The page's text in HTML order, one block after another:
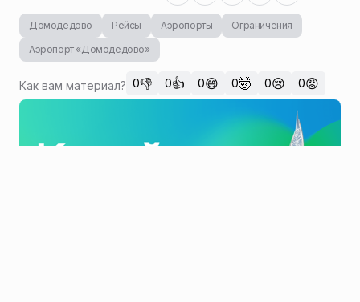
Домодедово Рейсы Аэропорты
Ограничения
Аэропорт «Домодедово»
Как вам материал? 0👎 0👍 0😄 0🤯 0😢 0😡